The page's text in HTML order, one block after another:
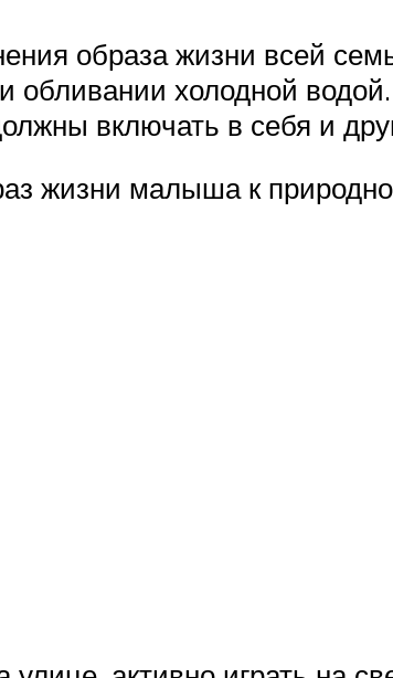
образа жизни всей
обливании холодной
включать в себя и
жизни малыша к